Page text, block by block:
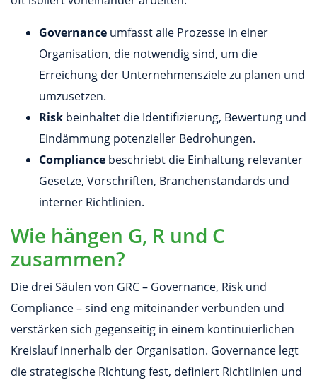
Governance umfasst alle Prozesse in einer
Organisation, die notwendig sind, um die
Erreichung der Unternehmensziele zu planen und
umzusetzen.
Risk beinhaltet die Identifizierung, Bewertung und
Eindämmung potenzieller Bedrohungen.
Compliance beschriebt die Einhaltung relevanter
Gesetze, Vorschriften, Branchenstandards und
interner Richtlinien.
Wie hängen G, R und C
zusammen?
Die drei Säulen von GRC – Governance, Risk und
Compliance – sind eng miteinander verbunden und
verstärken sich gegenseitig in einem kontinuierlichen
Kreislauf innerhalb der Organisation. Governance legt
die strategische Richtung fest, definiert Richtlinien und